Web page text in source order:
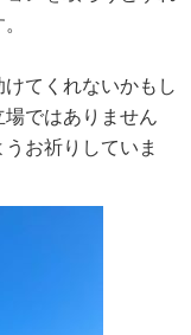
てくれないかもし
ではありません
お祈りしていま